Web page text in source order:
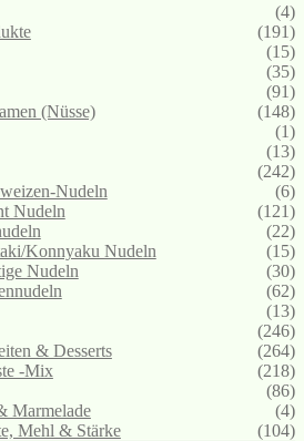
(4)
(191)
(15)
(35)
(91)
(Nüsse)
(148)
(1)
(13)
(242)
Nudeln
(6)
Nudeln
(121)
(22)
Konnyaku Nudeln
(15)
Nudeln
(30)
(62)
(13)
(246)
& Desserts
(264)
-Mix
(218)
(86)
Marmelade
(4)
Mehl & Stärke
(104)